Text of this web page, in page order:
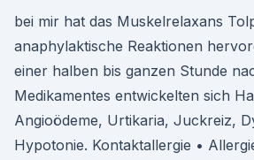
bei mir hat das Muskelrelaxans
anaphylaktische Reaktionen
einer halben bis ganzen Stunde
Medikamentes entwickelten sich
Angioödeme, Urtikaria, Juckreiz,
Hypotonie. Kontaktallergie •